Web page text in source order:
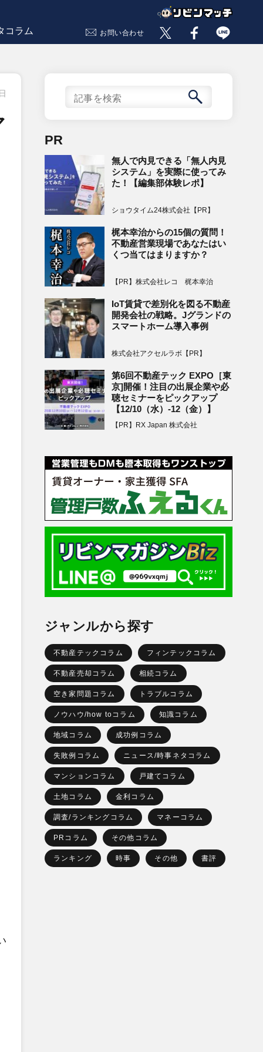
コラム お問い合わせ
PR
無人で内見できる「無人内見
システム」を実際に使ってみ
た！【編集部体験レポ】
ショウタイム24株式会社【PR】
梶本幸治からの15個の質問！
不動産営業現場であなたはい
くつ当てはまりますか？
【PR】株式会社レコ 梶本幸治
IoT賃貸で差別化を図る不動産
開発会社の戦略。Jグランドの
スマートホーム導入事例
株式会社アクセルラボ【PR】
第6回不動産テック EXPO［東
京]開催！注目の出展企業や必
聴セミナーをピックアップ
【12/10（水）-12（金）】
【PR】RX Japan 株式会社
ジャンルから探す
不動産テックコラム フィンテックコラム
不動産売却コラム 相続コラム
空き家問題コラム トラブルコラム
ノウハウ/how toコラム 知識コラム
地域コラム 成功例コラム
失敗例コラム ニュース/時事ネタコラム
マンションコラム 戸建てコラム
土地コラム 金利コラム
調査/ランキングコラム マネーコラム
PRコラム その他コラム
ランキング 時事 その他 書評